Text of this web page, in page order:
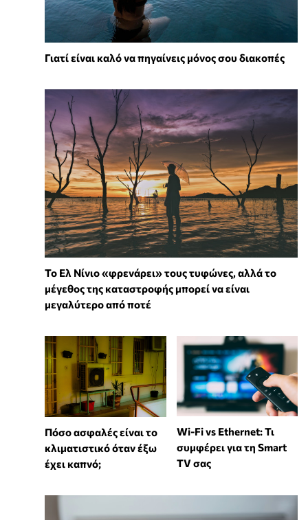
Γιατί είναι καλό να πηγαίνεις μόνος σου διακοπές
Το Ελ Νίνιο «φρενάρει» τους τυφώνες, αλλά το
μέγεθος της καταστροφής μπορεί να είναι
μεγαλύτερο από ποτέ
Πόσο ασφαλές είναι το
κλιματιστικό όταν έξω
έχει καπνό;
Wi-Fi vs Ethernet: Τι
συμφέρει για τη Smart
TV σας